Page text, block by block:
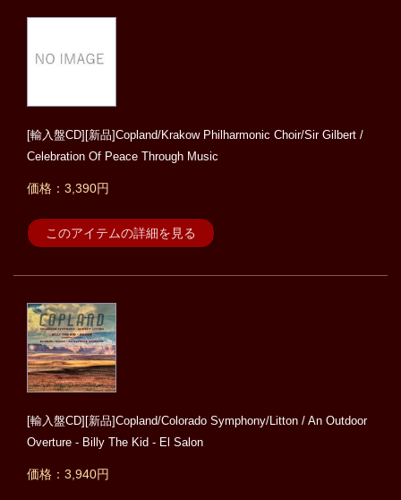
[輸入盤CD][新品]Copland/Krakow Philharmonic Choir/Sir Gilbert /
Celebration Of Peace Through Music
価格：3,390円
このアイテムの詳細を見る
[輸入盤CD][新品]Copland/Colorado Symphony/Litton / An Outdoor
Overture - Billy The Kid - El Salon
価格：3,940円